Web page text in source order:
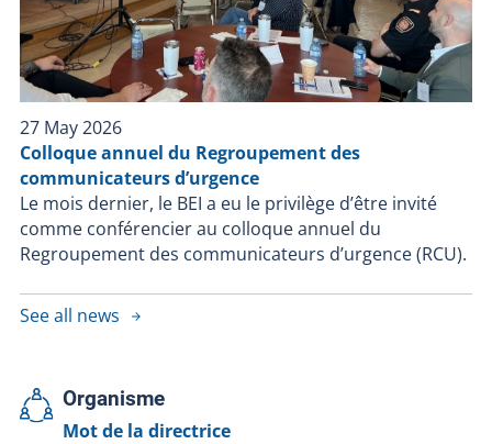
27 May 2026
Colloque annuel du Regroupement des
communicateurs d’urgence
Le mois dernier, le BEI a eu le privilège d’être invité
comme conférencier au colloque annuel du
Regroupement des communicateurs d’urgence (RCU).
See all news
Organisme
Mot de la directrice